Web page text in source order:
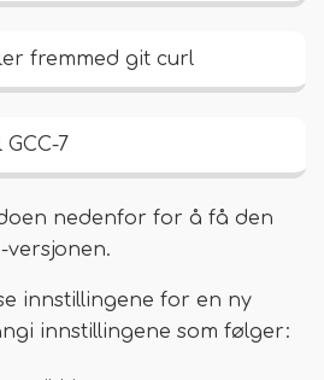
fremmed git curl
7
nedenfor for å få den
innstillingene for en ny
innstillingene som følger: